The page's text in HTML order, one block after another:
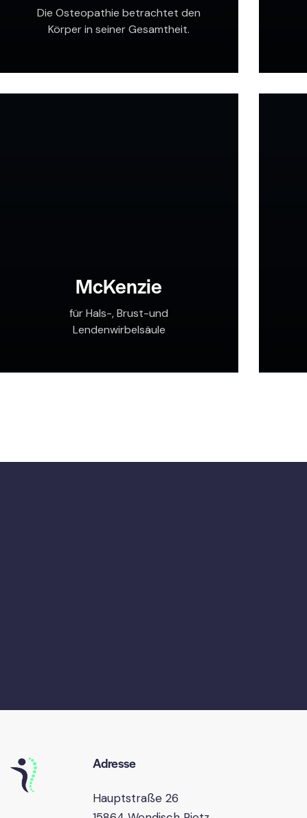
Die Osteopathie betrachtet den
Körper in seiner Gesamtheit.
McKenzie
für Hals-, Brust-und
Lendenwirbelsäule
Adresse
Hauptstraße 26